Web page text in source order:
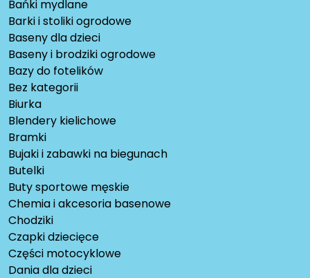
Bańki mydlane
Barki i stoliki ogrodowe
Baseny dla dzieci
Baseny i brodziki ogrodowe
Bazy do fotelików
Bez kategorii
Biurka
Blendery kielichowe
Bramki
Bujaki i zabawki na biegunach
Butelki
Buty sportowe męskie
Chemia i akcesoria basenowe
Chodziki
Czapki dziecięce
Części motocyklowe
Dania dla dzieci